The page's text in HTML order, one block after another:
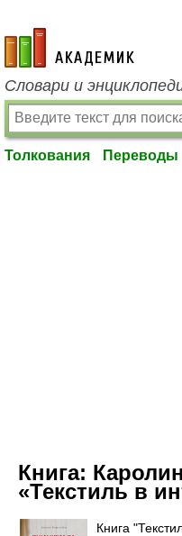
academic.ru
Словари и
Толкования Переводы
Книга:
«Текстиль в
Книга